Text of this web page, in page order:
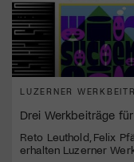
LUZERNER
Drei Werkbeiträge
Reto Leuthold, Felix
erhalten Luzerner